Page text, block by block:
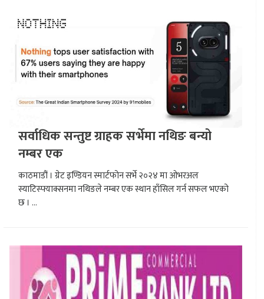
सर्वाधिक सन्तुष्ट ग्राहक सर्भेमा नथिङ बन्यो
नम्बर एक
काठमाडौं । ग्रेट इण्डियन स्मार्टफोन सर्भे २०२४ मा ओभरअल
स्याटिस्फ्याक्सनमा नथिङले नम्बर एक स्थान हाँसिल गर्न सफल भएको
छ । ...